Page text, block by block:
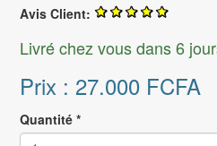
Avis Client:
Livré chez vous dans 6
Prix : 27.000 FCFA
Quantité *